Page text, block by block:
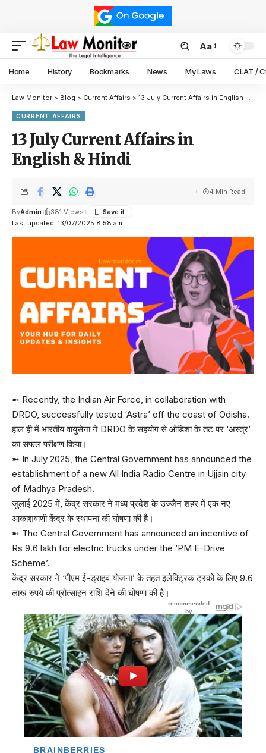
Aa
Home History Bookmarks News My Laws CLAT /
Law Monitor > Blog > Current Affairs > 13 July Current Affairs in English & Hindi
CURRENT AFFAIRS
13 July Current Affairs in
English & Hindi
Last updated: 13/07/2025 8:58 am
ByAdmin 381 Views
4 Min Read
➼ Recently, the Indian Air Force, in collaboration with
DRDO, successfully tested ‘Astra’ off the coast of Odisha.
हाल ही में भारतीय वायुसेना ने DRDO के सहयोग से ओडिशा के तट पर ‘अस्त्र’
का सफल परीक्षण किया।
➼ In July 2025, the Central Government has announced the
establishment of a new All India Radio Centre in Ujjain city
of Madhya Pradesh.
जुलाई 2025 में, केंद्र सरकार ने मध्य प्रदेश के उज्जैन शहर में एक नए
आकाशवाणी केंद्र के स्थापना की घोषणा की है।
➼ The Central Government has announced an incentive of
Rs 9.6 lakh for electric trucks under the ‘PM E-Drive
Scheme’.
केंद्र सरकार ने ‘पीएम ई-ड्राइव योजना’ के तहत इलेक्ट्रिक ट्रको के लिए 9.6
लाख रुपये की प्रोत्साहन राशि देने की घोषणा की है।